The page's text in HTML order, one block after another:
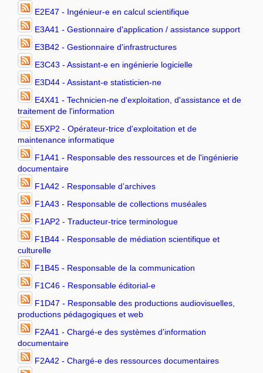
E2E47 - Ingénieur-e en calcul scientifique
E3A41 - Gestionnaire d'application / assistance support
E3B42 - Gestionnaire d'infrastructures
E3C43 - Assistant-e en ingénierie logicielle
E3D44 - Assistant-e statisticien-ne
E4X41 - Technicien-ne d'exploitation, d'assistance et de
traitement de l'information
E5XP2 - Opérateur-trice d'exploitation et de
maintenance informatique
F1A41 - Responsable des ressources et de l'ingénierie
documentaire
F1A42 - Responsable d’archives
F1A43 - Responsable de collections muséales
F1AP2 - Traducteur-trice terminologue
F1B44 - Responsable de médiation scientifique et
culturelle
F1B45 - Responsable de la communication
F1C46 - Responsable éditorial-e
F1D47 - Responsable des productions audiovisuelles,
productions pédagogiques et web
F2A41 - Chargé-e des systèmes d'information
documentaire
F2A42 - Chargé-e des ressources documentaires